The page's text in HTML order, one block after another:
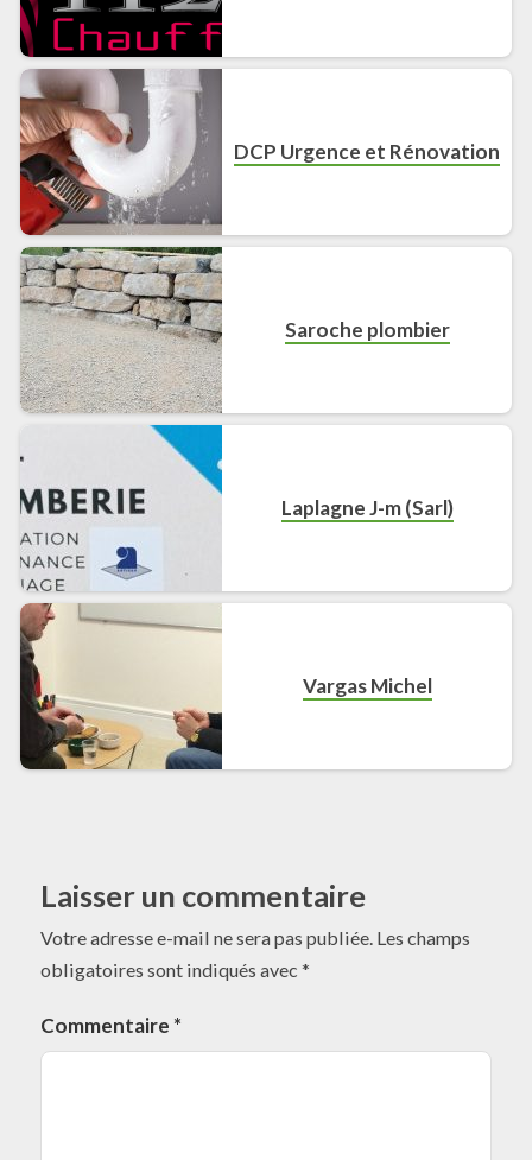
DCP Urgence et Rénovation
Saroche plombier
Laplagne J-m (Sarl)
Vargas Michel
Laisser un commentaire
Votre adresse e-mail ne sera pas publiée. Les champs
obligatoires sont indiqués avec *
Commentaire *